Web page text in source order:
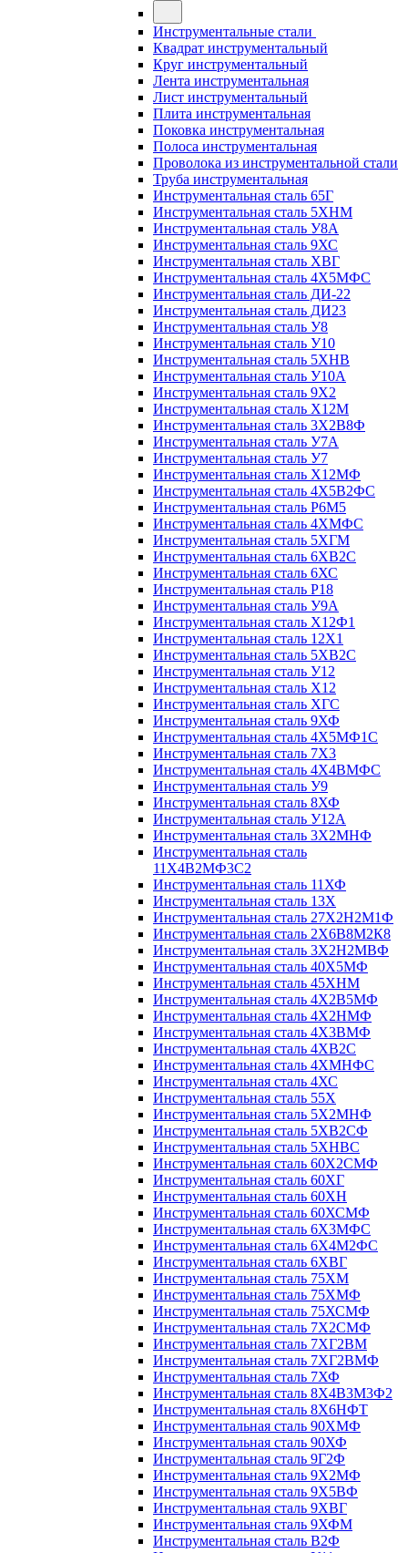
Инструментальные стали
Квадрат инструментальный
Круг инструментальный
Лента инструментальная
Лист инструментальный
Плита инструментальная
Поковка инструментальная
Полоса инструментальная
Проволока из инструментальной стали
Труба инструментальная
Инструментальная сталь 65Г
Инструментальная сталь 5ХНМ
Инструментальная сталь У8А
Инструментальная сталь 9ХС
Инструментальная сталь ХВГ
Инструментальная сталь 4Х5МФС
Инструментальная сталь ДИ-22
Инструментальная сталь ДИ23
Инструментальная сталь У8
Инструментальная сталь У10
Инструментальная сталь 5ХНВ
Инструментальная сталь У10А
Инструментальная сталь 9Х2
Инструментальная сталь Х12М
Инструментальная сталь 3Х2В8Ф
Инструментальная сталь У7А
Инструментальная сталь У7
Инструментальная сталь Х12МФ
Инструментальная сталь 4Х5В2ФС
Инструментальная сталь Р6М5
Инструментальная сталь 4ХМФС
Инструментальная сталь 5ХГМ
Инструментальная сталь 6ХВ2С
Инструментальная сталь 6ХС
Инструментальная сталь Р18
Инструментальная сталь У9А
Инструментальная сталь Х12Ф1
Инструментальная сталь 12Х1
Инструментальная сталь 5ХВ2С
Инструментальная сталь У12
Инструментальная сталь Х12
Инструментальная сталь ХГС
Инструментальная сталь 9ХФ
Инструментальная сталь 4Х5МФ1С
Инструментальная сталь 7Х3
Инструментальная сталь 4Х4ВМФС
Инструментальная сталь У9
Инструментальная сталь 8ХФ
Инструментальная сталь У12А
Инструментальная сталь 3Х2МНФ
Инструментальная сталь
11Х4В2МФ3С2
Инструментальная сталь 11ХФ
Инструментальная сталь 13Х
Инструментальная сталь 27Х2Н2М1Ф
Инструментальная сталь 2Х6В8М2К8
Инструментальная сталь 3Х2Н2МВФ
Инструментальная сталь 40Х5МФ
Инструментальная сталь 45ХНМ
Инструментальная сталь 4Х2В5МФ
Инструментальная сталь 4Х2НМФ
Инструментальная сталь 4Х3ВМФ
Инструментальная сталь 4ХВ2С
Инструментальная сталь 4ХМНФС
Инструментальная сталь 4ХС
Инструментальная сталь 55Х
Инструментальная сталь 5Х2МНФ
Инструментальная сталь 5ХВ2СФ
Инструментальная сталь 5ХНВС
Инструментальная сталь 60Х2СМФ
Инструментальная сталь 60ХГ
Инструментальная сталь 60ХН
Инструментальная сталь 60ХСМФ
Инструментальная сталь 6Х3МФС
Инструментальная сталь 6Х4М2ФС
Инструментальная сталь 6ХВГ
Инструментальная сталь 75ХМ
Инструментальная сталь 75ХМФ
Инструментальная сталь 75ХСМФ
Инструментальная сталь 7Х2СМФ
Инструментальная сталь 7ХГ2ВМ
Инструментальная сталь 7ХГ2ВМФ
Инструментальная сталь 7ХФ
Инструментальная сталь 8Х4В3М3Ф2
Инструментальная сталь 8Х6НФТ
Инструментальная сталь 90ХМФ
Инструментальная сталь 90ХФ
Инструментальная сталь 9Г2Ф
Инструментальная сталь 9Х2МФ
Инструментальная сталь 9Х5ВФ
Инструментальная сталь 9ХВГ
Инструментальная сталь 9ХФМ
Инструментальная сталь В2Ф